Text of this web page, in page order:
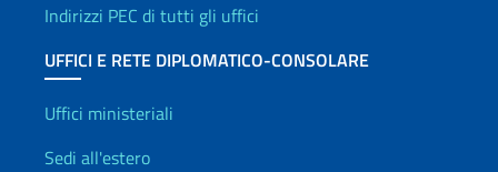
Indirizzi PEC di tutti gli uffici
UFFICI E RETE DIPLOMATICO-CONSOLARE
Uffici e Rete diplomatica
Uffici ministeriali
Sedi all'estero